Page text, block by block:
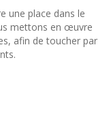
une place dans le
mettons en œuvre
afin de toucher par